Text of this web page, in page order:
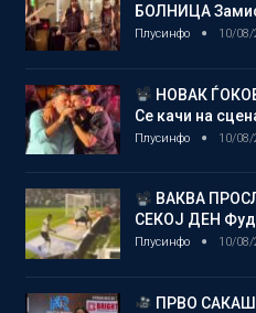
БОЛНИЦА
Плусинфо 10/08/
НОВАК
Се качи на
Плусинфо 10/08/
ВАКВА
СЕКОЈ ДЕН
Плусинфо 10/08/
ПРВО